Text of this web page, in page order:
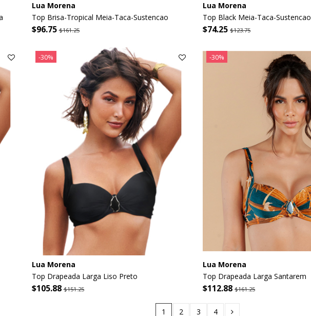
Lua Morena
Top Brisa-Tropical Meia-Taca-Sustencao
$96.75$161.25
Lua Morena
Top Black Meia-Taca-Sustencao
$74.25 $123.75
-30%
Lua Morena
Top Drapeada Larga Liso Preto
$105.88$151.25
-30%
Lua Morena
Top Drapeada Larga Santarem
$112.88 $161.25
1 2 3 4